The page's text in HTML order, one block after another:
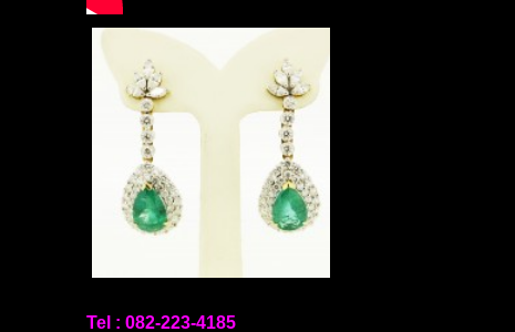
Tel : 082-223-4185